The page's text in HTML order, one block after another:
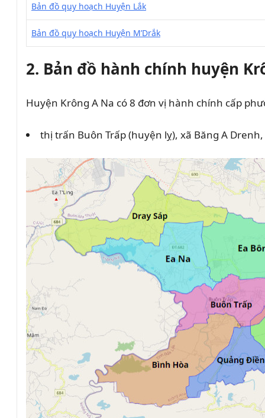
Bản đồ quy hoạch Huyện Lắk
Bản đồ quy hoạch Huyện M’Drắk
2. Bản đồ hành chính huyện
Huyện Krông A Na có 8 đơn vị hành chính cấp
thị trấn Buôn Trấp (huyện lỵ), xã Băng A